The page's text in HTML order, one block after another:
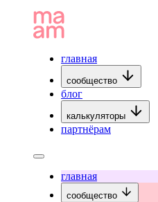
главная
сообщество
блог
калькуляторы
партнёрам
главная
сообщество